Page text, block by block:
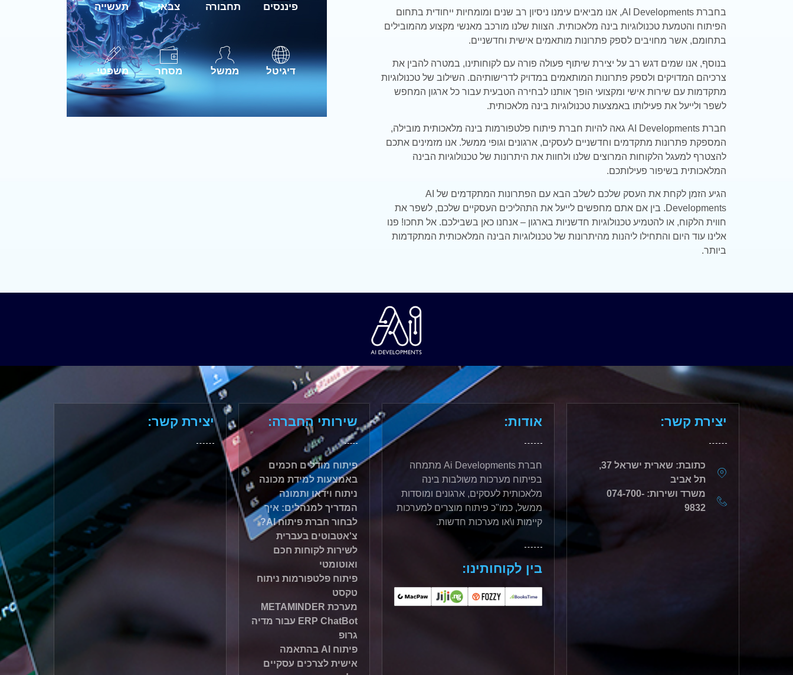
בחברת AI Developments, אנו מביאים עימנו ניסיון רב שנים ומומחיות ייחודית בתחום
הפיתוח והטמעת טכנולוגיות בינה מלאכותית. הצוות שלנו מורכב מאנשי מקצוע מהמובילים
בתחומם, אשר מחויבים לספק פתרונות מותאמים אישית וחדשניים.
בנוסף, אנו שמים דגש רב על יצירת שיתוף פעולה פורה עם לקוחותינו, במטרה להבין את
צרכיהם המדויקים ולספק פתרונות המותאמים במדויק לדרישותיהם. השילוב של טכנולוגיות
מתקדמות עם שירות אישי ומקצועי הופך אותנו לבחירה הטבעית עבור כל ארגון המחפש
לשפר ולייעל את פעילותו באמצעות טכנולוגיות בינה מלאכותית.
חברת AI Developmentsגאה להיות חברת פיתוח פלטפורמות בינה מלאכותית מובילה,
המספקת פתרונות מתקדמים וחדשניים לעסקים, ארגונים וגופי ממשל. אנו מזמינים אתכם
להצטרף למעגל הלקוחות המרוצים שלנו ולחוות את היתרונות של טכנולוגיות הבינה
המלאכותית בשיפור פעילותכם.
הגיע הזמן לקחת את העסק שלכם לשלב הבא עם הפתרונות המתקדמים של AI
Developments. בין אם אתם מחפשים לייעל את התהליכים העסקיים שלכם, לשפר את
חווית הלקוח, או להטמיע טכנולוגיות חדשניות בארגון – אנחנו כאן בשבילכם. אל תחכו! פנו
אלינו עוד היום והתחילו ליהנות מהיתרונות של טכנולוגיות הבינה המלאכותית המתקדמות
ביותר.
פיננסים תחבורה צבאי תעשייה
דיגיטל ממשל מסחר משפטי
יצירת קשר:
כתובת: שארית ישראל 37,
תל אביב
משרד ושירות: 074-700-
9832
אודות:
חברת Ai Developments מתמחה
בפיתוח מערכות משולבות בינה
מלאכותית לעסקים, ארגונים ומוסדות
ממשל, כמו"כ פיתוח מוצרים למערכות
קיימות ו\או מערכות חדשות.
בין לקוחותינו:
שירותי החברה:
פיתוח מודלים חכמים
באמצעות למידת מכונה
ניתוח וידאו ותמונה
המדריך למנהלים: איך
לבחור חברת פיתוח AI?
צ'אטבוטים בעברית
לשירות לקוחות חכם
ואוטומטי
פיתוח פלטפורמות ניתוח
טקסט
מערכת METAMINDER
ERP ChatBot עבור מדיה
גרופ
פיתוח AI בהתאמה
אישית לצרכים עסקיים
יצירת קשר: